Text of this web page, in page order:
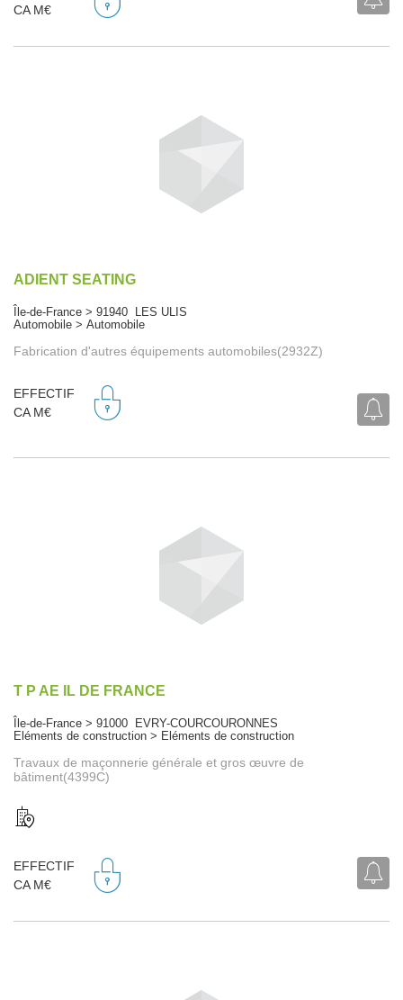
CA M€
ADIENT SEATING
Île-de-France > 91940 LES ULIS
Automobile > Automobile
Fabrication d'autres équipements automobiles(2932Z)
EFFECTIF
CA M€
T P AE IL DE FRANCE
Île-de-France > 91000 EVRY-COURCOURONNES
Eléments de construction > Eléments de construction
Travaux de maçonnerie générale et gros œuvre de
bâtiment(4399C)
EFFECTIF
CA M€